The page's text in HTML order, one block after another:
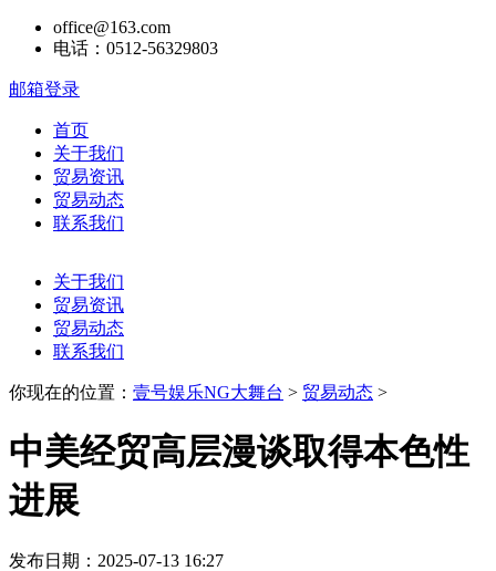
office@163.com
电话：0512-56329803
邮箱登录
首页
关于我们
贸易资讯
贸易动态
联系我们
关于我们
贸易资讯
贸易动态
联系我们
你现在的位置： 壹号娱乐NG大舞台 > 贸易动态 >
中美经贸高层漫谈取得本色性
进展
发布日期：2025-07-13 16:27